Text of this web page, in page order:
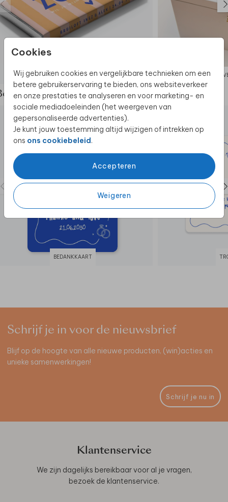
Cookies
Wij gebruiken cookies en vergelijkbare technieken om een
betere gebruikerservaring te bieden, ons websiteverkeer
en onze prestaties te analyseren en voor marketing- en
sociale mediadoeleinden (het weergeven van
gepersonaliseerde advertenties).
Je kunt jouw toestemming altijd wijzigen of intrekken op
ons ons cookiebeleid.
Accepteren
Weigeren
• We raden af om tekst op de rug van het boek te
plaatsen.
set in deze stijl.
TONY'S CHOCOLONELY
de complete set
BEDANKKAART
Schrijf je in voor de nieuwsbrief
Blijf op de hoogte van alle nieuwe producten, (win)acties en
unieke samenwerkingen!
Schrijf je nu in
Klantenservice
We zijn dagelijks bereikbaar voor al je vragen,
bezoek de klantenservice.